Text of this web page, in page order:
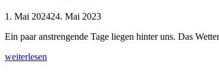
1. Mai 202424. Mai 2023
Ein paar anstrengende Tage liegen hinter uns. Das
weiterlesen